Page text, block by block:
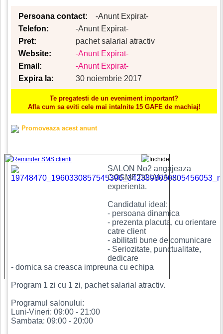
Persoana contact:
-Anunt Expirat-
Telefon:
-Anunt Expirat-
Pret:
pachet salarial atractiv
Website:
-Anunt Expirat-
Email:
-Anunt Expirat-
Expira la:
30 noiembrie 2017
Te pregatesti de un eveniment important?
Afla cum sa eviti cele mai intalnite 15 GAFE de machiaj!
Promoveaza acest anunt
SALON No2 angajeaza
COSMETICIANA cu
experienta.
Candidatul ideal:
- persoana dinamica
- prezenta placuta, cu orientare
catre client
- abilitati bune de comunicare
- Seriozitate, punctualitate,
dedicare
- dornica sa creasca impreuna cu echipa
Program 1 zi cu 1 zi, pachet salarial atractiv.
Programul salonului:
Luni-Vineri: 09:00 - 21:00
Sambata: 09:00 - 20:00